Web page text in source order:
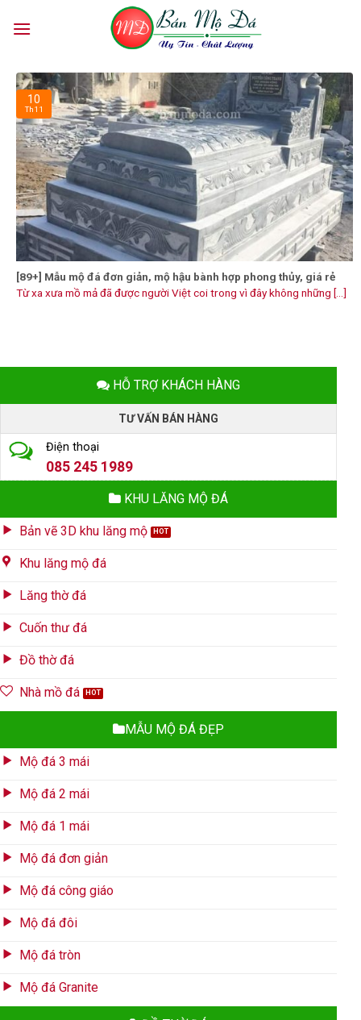
HỖ TRỢ KHÁCH HÀNG
TƯ VẤN BÁN HÀNG
Điện thoại
085 245 1989
KHU LĂNG MỘ ĐÁ
Bản vẽ 3D khu lăng mộ
Khu lăng mộ đá
Lăng thờ đá
Cuốn thư đá
Đồ thờ đá
Nhà mồ đá
MẪU MỘ ĐÁ ĐẸP
Mộ đá 3 mái
Mộ đá 2 mái
Mộ đá 1 mái
Mộ đá đơn giản
Mộ đá công giáo
Mộ đá đôi
Mộ đá tròn
Mộ đá Granite
[89+] Mẫu mộ đá đơn giản, mộ hậu bành hợp phong thủy, giá rẻ
Từ xa xưa mồ mả đã được người Việt coi trong vì đây không những [...]
10
Th11